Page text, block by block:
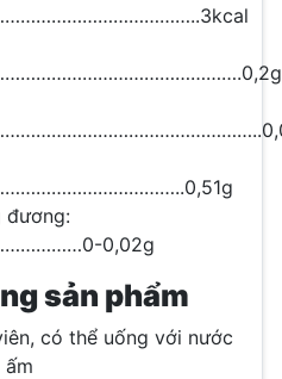
đương:
0,02g
sản phẩm
có thể uống với nước